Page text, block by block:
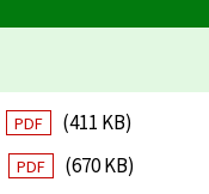
PDF
(411 KB)
PDF
(670 KB)